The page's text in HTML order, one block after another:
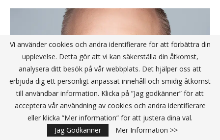
Vi använder cookies och andra identifierare för att förbättra din
upplevelse. Detta gör att vi kan säkerställa din åtkomst,
analysera ditt besök på vår webbplats. Det hjälper oss att
erbjuda dig ett personligt anpassat innehåll och smidig åtkomst
till användbar information. Klicka på ”Jag godkänner” för att
acceptera vår användning av cookies och andra identifierare
eller klicka ”Mer information” för att justera dina val.
Jag Godkänner
Mer Information >>